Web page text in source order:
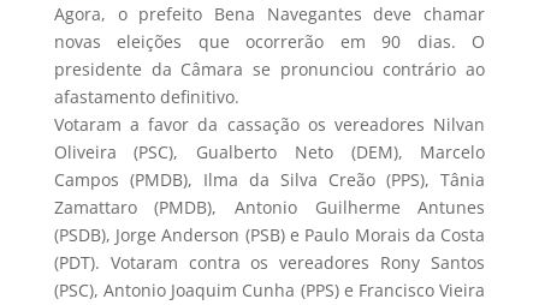
Agora, o prefeito Bena Navegantes deve chamar
novas eleições que ocorrerão em 90 dias. O
presidente da Câmara se pronunciou contrário ao
afastamento definitivo.
Votaram a favor da cassação os vereadores Nilvan
Oliveira (PSC), Gualberto Neto (DEM), Marcelo
Campos (PMDB), Ilma da Silva Creão (PPS), Tânia
Zamattaro (PMDB), Antonio Guilherme Antunes
(PSDB), Jorge Anderson (PSB) e Paulo Morais da Costa
(PDT). Votaram contra os vereadores Rony Santos
(PSC), Antonio Joaquim Cunha (PPS) e Francisco Vieira